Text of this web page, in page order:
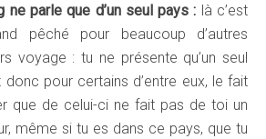
ne parle que d’un seul pays : là c’est
pêché pour beaucoup d’autres
voyage : tu ne présente qu’un seul
donc pour certains d’entre eux, le fait
que de celui-ci ne fait pas de toi un
même si tu es dans ce pays, que tu